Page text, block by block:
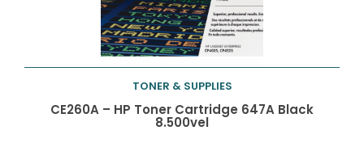
Toevoegen aan
TONER & SUPPLIES
CE260A – HP Toner Cartridge 647A Black
8.500vel